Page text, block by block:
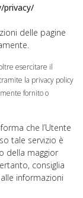
privacy/
delle pagine
esercitare il
la privacy policy
fornito o
che l’Utente
tale servizio è
della maggior
consiglia
informazioni